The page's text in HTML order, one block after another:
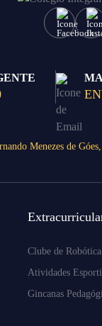
Menezes de
Clube de Robótica
Atividades
Gincanas